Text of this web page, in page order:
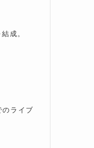
成。
ライブ